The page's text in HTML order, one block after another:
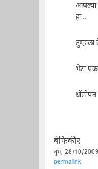
आपल्या
हा...
भेटा
धोंडोपंत
बेफिकीर
बुध, 28/10/
permalink